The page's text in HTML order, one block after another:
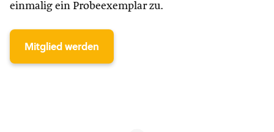
einmalig ein Probeexemplar zu.
Mitglied werden